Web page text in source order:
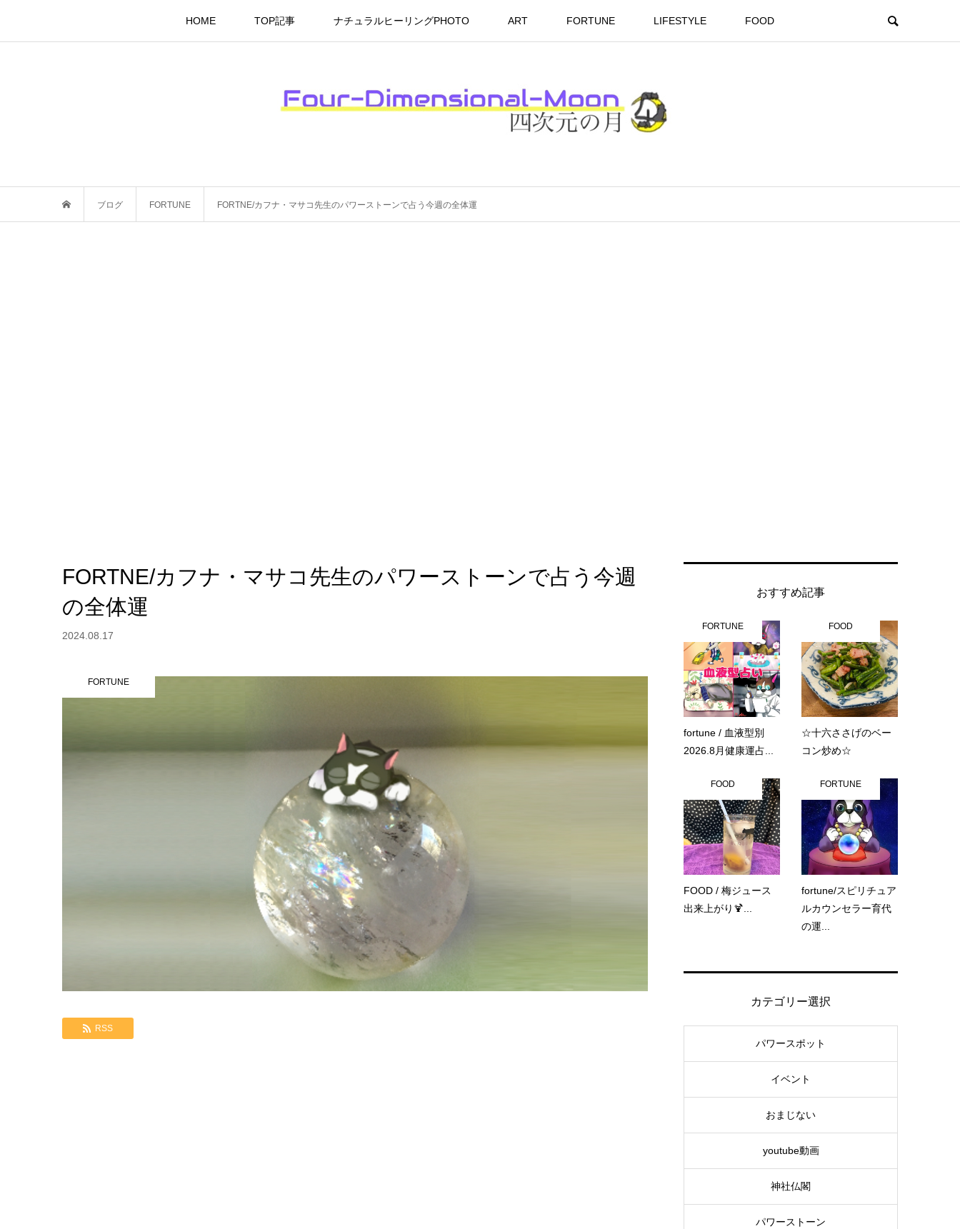
HOME TOP記事 ナチュラルヒーリングPHOTO ART FORTUNE LIFESTYLE FOOD
ブログ FORTUNE FORTNE/カフナ・マサコ先生のパワーストーンで占う今週の全体運
FORTNE/カフナ・マサコ先生のパワーストーンで占う今週
の全体運
2024.08.17
FORTUNE
RSS
おすすめ記事
FORTUNE
fortune / 血液型別
2026.8月健康運占...
FOOD
☆十六ささげのベー
コン炒め☆
FOOD
FOOD / 梅ジュース
出来上がり🍹...
FORTUNE
fortune/スピリチュア
ルカウンセラー育代
の運...
カテゴリー選択
パワースポット
イベント
おまじない
youtube動画
神社仏閣
パワーストーン